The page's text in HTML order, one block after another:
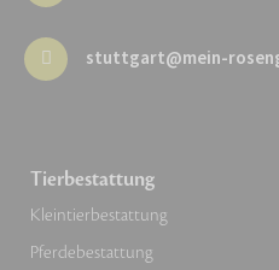
stuttgart@mein-
Tierbestattung
Kleintierbestattung
Pferdebestattung